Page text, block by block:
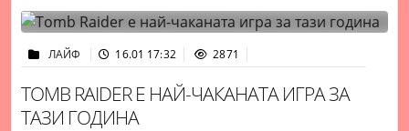
ЛАЙФ 16.01 17:32 2871
TOMB RAIDER Е НАЙ-ЧАКАНАТА ИГРА ЗА
ТАЗИ ГОДИНА